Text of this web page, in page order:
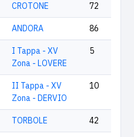
CROTONE 72
ANDORA 86
I Tappa - XV
Zona - LOVERE
5
II Tappa - XV
Zona - DERVIO
10
TORBOLE 42